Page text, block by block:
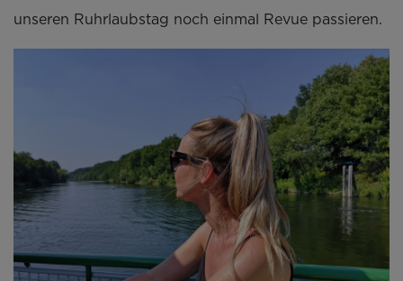
unseren Ruhrlaubstag noch einmal Revue passieren.